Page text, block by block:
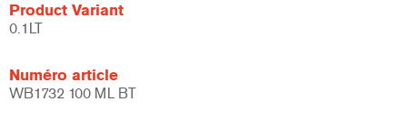
Product Variant
0.1LT
Numéro article
WB1732 100 ML BT